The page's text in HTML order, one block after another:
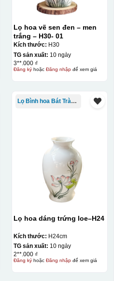
Lọ hoa vẽ sen đen – men
trắng – H30- 01
Kích thước: H30
TG sản xuất: 10 ngày
3**.000 ₫
Đăng kýhoặc Đăng nhậpđể xem giá
Lọ Bình hoa Bát Tràng in logo
Lọ hoa dáng trứng loe–H24
Kích thước: H24cm
TG sản xuất: 10 ngày
2**.000 ₫
Đăng kýhoặc Đăng nhậpđể xem giá